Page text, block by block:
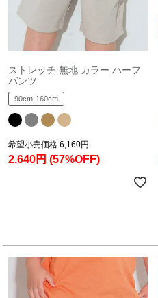
ストレッチ 無地 カラー ハーフ
パンツ
90cm-160cm
希望小売価格 6,160円
2,640円 (57%OFF)